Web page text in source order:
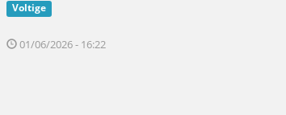
Voltige
01/06/2026 - 16:22